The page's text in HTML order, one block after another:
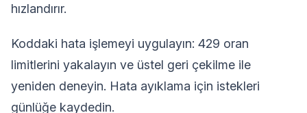
hızlandırır.
Koddaki hata işlemeyi uygulayın: 429 oran
limitlerini yakalayın ve üstel geri çekilme ile
yeniden deneyin. Hata ayıklama için istekleri
günlüğe kaydedin.